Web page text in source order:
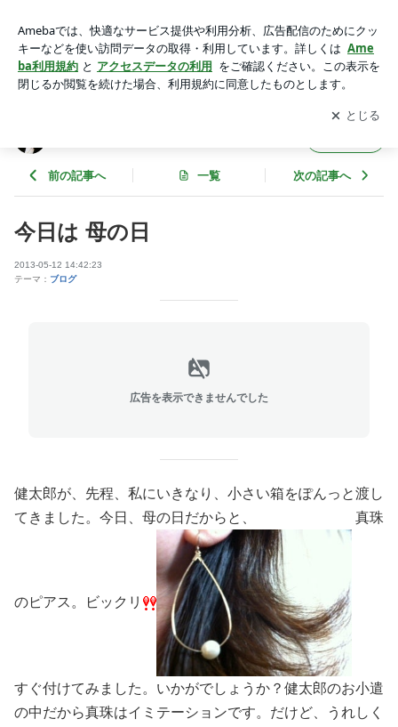
アプリをダウンロードして ブログの更新通知
を受け取りまし
ょう。
開く
前の記事へ 一覧 次の記事へ
今日は 母の日
2013-05-12 14:42:23
テーマ： ブログ
広告を表示できませんでした
健太郎が、先程、私にいきなり、小さい箱をぽんっと渡し
てきました。今日、母の日だからと、
真珠
のピアス。ビックリ
すぐ付けてみました。いかがでしょうか？健太郎のお小遣
の中だから真珠はイミテーションです。だけど、うれしく